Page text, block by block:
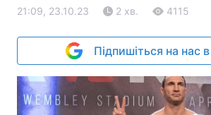
21:09, 23.10.23 2 хв. 4115
Підпишіться на нас